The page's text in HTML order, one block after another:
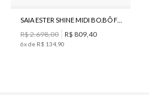
R$2.698,00 R$ 809 40
6x de R$ 134 90